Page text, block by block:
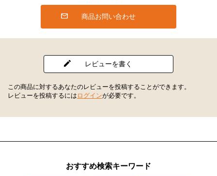
商品お問い合わせ
レビューを書く
この商品に対するあなたのレビューを投稿することができます。
レビューを投稿するには ログインが必要です。
おすすめ検索キーワード